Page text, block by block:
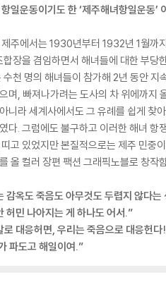
일운동이기도 한 ‘제주해녀항일운동
주에서는 1930년부터 1932년 1월까
장을 겸임하면서 해녀들에 대한 부당
수천 명의 해녀들이 참가해 2년 동안
며, 빠져나가려는 도사의 차 위에까지
니라 세계사에서도 그 유례를 쉽게 찾
다. 그럼에도 불구하고 이러한 해녀 항
고 있었지만 본질적으로는 제주 민중
올 컬러 장편 팩션 그래픽노블로 창작
감옥도 죽음도 아무것도 두렵지 않다는
허민 나아지는 게 하나도 어서.”
로 대응허면, 우리는 죽음으로 대응헌다
파도고 해일이여.”